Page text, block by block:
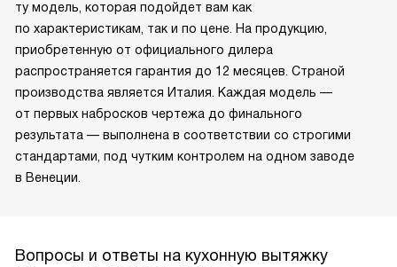
ту модель, которая подойдет вам как
по характеристикам, так и по цене. На продукцию,
приобретенную от официального дилера
распространяется гарантия до 12 месяцев. Страной
производства является Италия. Каждая модель —
от первых набросков чертежа до финального
результата — выполнена в соответствии со строгими
стандартами, под чутким контролем на одном заводе
в Венеции.
Вопросы и ответы на кухонную вытяжку